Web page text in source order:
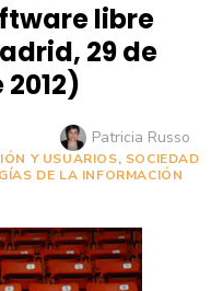
libre
29 de
Autor
Patricia Russo
Y USUARIOS, SOCIEDAD
DE LA INFORMACIÓN